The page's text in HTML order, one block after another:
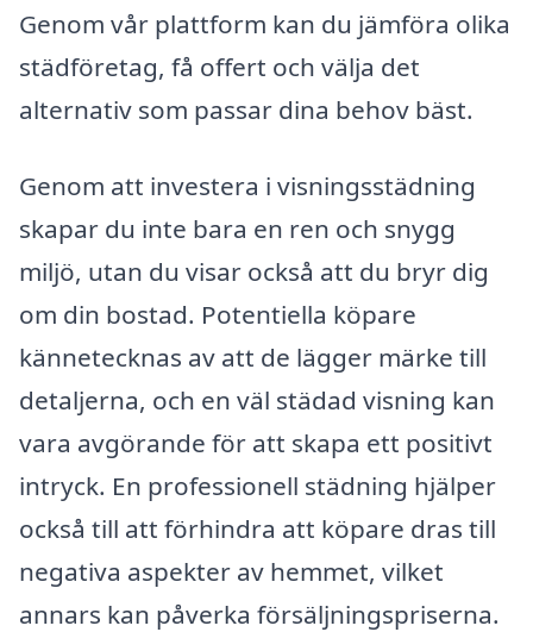
Genom vår plattform kan du jämföra olika
städföretag, få offert och välja det
alternativ som passar dina behov bäst.
Genom att investera i visningsstädning
skapar du inte bara en ren och snygg
miljö, utan du visar också att du bryr dig
om din bostad. Potentiella köpare
kännetecknas av att de lägger märke till
detaljerna, och en väl städad visning kan
vara avgörande för att skapa ett positivt
intryck. En professionell städning hjälper
också till att förhindra att köpare dras till
negativa aspekter av hemmet, vilket
annars kan påverka försäljningspriserna.